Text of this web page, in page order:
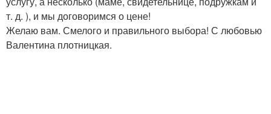
т. д. ), и мы договоримся о цене!
Желаю вам. Смелого и правильного выбора! С любовью
Валентина плотницкая.